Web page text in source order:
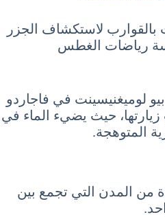
بالقوارب لاستكشاف الجزر
رياضات الغطس
لوميغنيسينت في فاجاردو
حيث يضيء الماء في
المتوهجة.
من المدن التي تجمع بين